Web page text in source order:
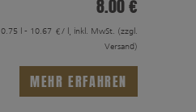
8.00 €
0.75 l - 10.67 €/ l, inkl. MwSt. (zzgl.
Versand)
MEHR ERFAHREN